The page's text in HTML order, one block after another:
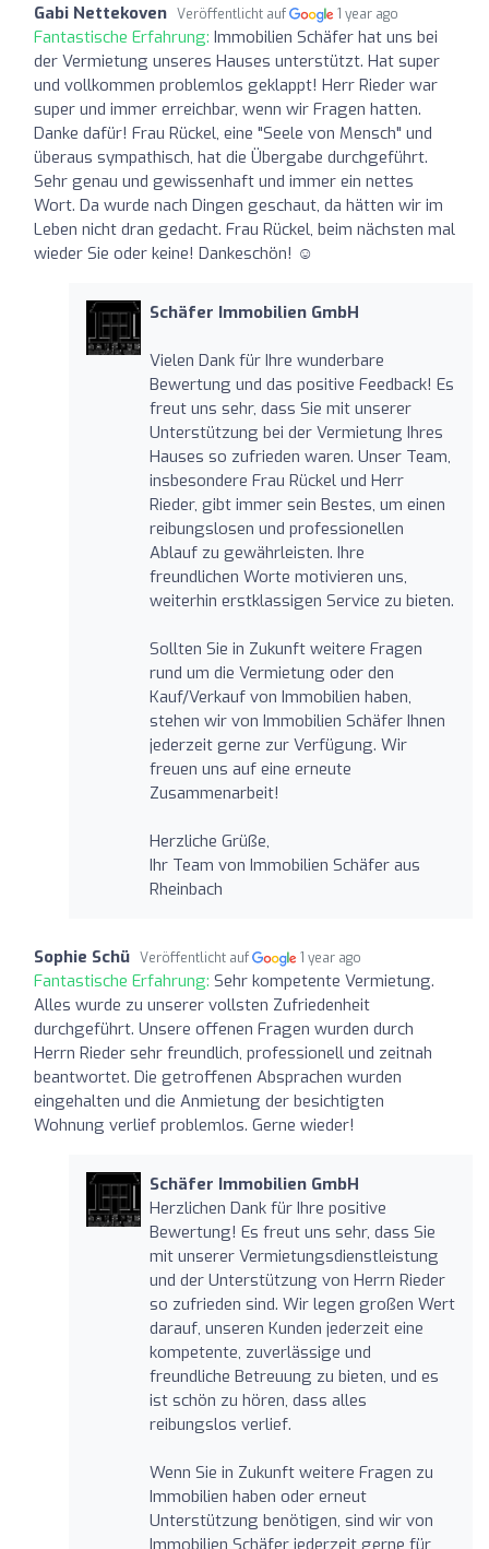
Gabi Nettekoven Veröffentlicht auf 1 year ago
Fantastische Erfahrung: Immobilien Schäfer hat uns bei
der Vermietung unseres Hauses unterstützt. Hat super
und vollkommen problemlos geklappt! Herr Rieder war
super und immer erreichbar, wenn wir Fragen hatten.
Danke dafür! Frau Rückel, eine "Seele von Mensch" und
überaus sympathisch, hat die Übergabe durchgeführt.
Sehr genau und gewissenhaft und immer ein nettes
Wort. Da wurde nach Dingen geschaut, da hätten wir im
Leben nicht dran gedacht. Frau Rückel, beim nächsten mal
wieder Sie oder keine! Dankeschön! ☺️
Schäfer Immobilien GmbH
Vielen Dank für Ihre wunderbare
Bewertung und das positive Feedback! Es
freut uns sehr, dass Sie mit unserer
Unterstützung bei der Vermietung Ihres
Hauses so zufrieden waren. Unser Team,
insbesondere Frau Rückel und Herr
Rieder, gibt immer sein Bestes, um einen
reibungslosen und professionellen
Ablauf zu gewährleisten. Ihre
freundlichen Worte motivieren uns,
weiterhin erstklassigen Service zu bieten.
Sollten Sie in Zukunft weitere Fragen
rund um die Vermietung oder den
Kauf/Verkauf von Immobilien haben,
stehen wir von Immobilien Schäfer Ihnen
jederzeit gerne zur Verfügung. Wir
freuen uns auf eine erneute
Zusammenarbeit!
Herzliche Grüße,
Ihr Team von Immobilien Schäfer aus
Rheinbach
Sophie Schü Veröffentlicht auf 1 year ago
Fantastische Erfahrung: Sehr kompetente Vermietung.
Alles wurde zu unserer vollsten Zufriedenheit
durchgeführt. Unsere offenen Fragen wurden durch
Herrn Rieder sehr freundlich, professionell und zeitnah
beantwortet. Die getroffenen Absprachen wurden
eingehalten und die Anmietung der besichtigten
Wohnung verlief problemlos. Gerne wieder!
Schäfer Immobilien GmbH
Herzlichen Dank für Ihre positive
Bewertung! Es freut uns sehr, dass Sie
mit unserer Vermietungsdienstleistung
und der Unterstützung von Herrn Rieder
so zufrieden sind. Wir legen großen Wert
darauf, unseren Kunden jederzeit eine
kompetente, zuverlässige und
freundliche Betreuung zu bieten, und es
ist schön zu hören, dass alles
reibungslos verlief.
Wenn Sie in Zukunft weitere Fragen zu
Immobilien haben oder erneut
Unterstützung benötigen, sind wir von
Immobilien Schäfer jederzeit gerne für